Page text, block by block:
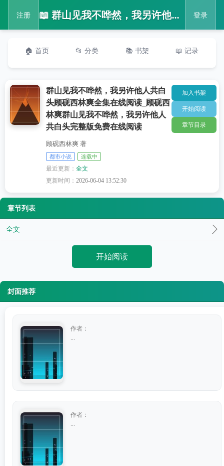
注册 📖 群山见我不哗然，我另许他人共白头顾砚西林爽全集在线阅读_顾砚西林爽群山见我不哗然，我另许他人共白头完整版免费在线阅读 登录
🏠 首页 📂 分类 📚 书架 📖 记录
群山见我不哗然，我另许他人共白
头顾砚西林爽全集在线阅读_顾砚西
林爽群山见我不哗然，我另许他人
共白头完整版免费在线阅读
顾砚西林爽 著
都市小说 连载中
最近更新：全文
更新时间：2026-06-04 13:52:30
加入书架
开始阅读
章节目录
章节列表
全文
开始阅读
封面推荐
作者：
作者：